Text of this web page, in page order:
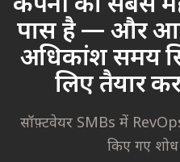
पास है — और
अधिकांश समय
लिए तैयार
सॉफ़्टवेयर SMBs में
किए गए